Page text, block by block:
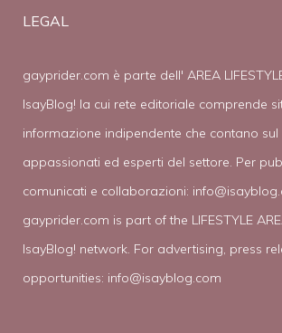
LEGAL
gayprider.com è parte dell' AREA
IsayBlog! la cui rete editoriale comprende
informazione indipendente che contano
appassionati ed esperti del settore. Per
comunicati e collaborazioni:
gayprider.com is part of the LIFESTYLE
IsayBlog! network. For advertising, press
opportunities: info@isayblog.com